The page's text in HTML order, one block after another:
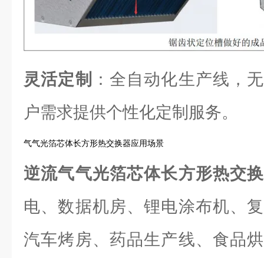
灵活定制
：全自动化生产线，
户需求提供个性化定制服务。
气气光箔芯体长方形热交换器应用场景
逆流气气光箔芯体长方形热交
电、数据机房、锂电涂布机、
汽车烤房、药品生产线、食品